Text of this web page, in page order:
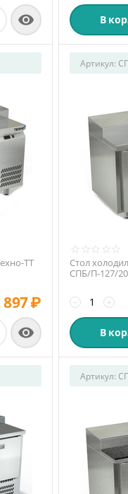
 В
ТТ
897₽

Артикул:
Стол
СПБ/П-127/
+
−
В
Артикул: